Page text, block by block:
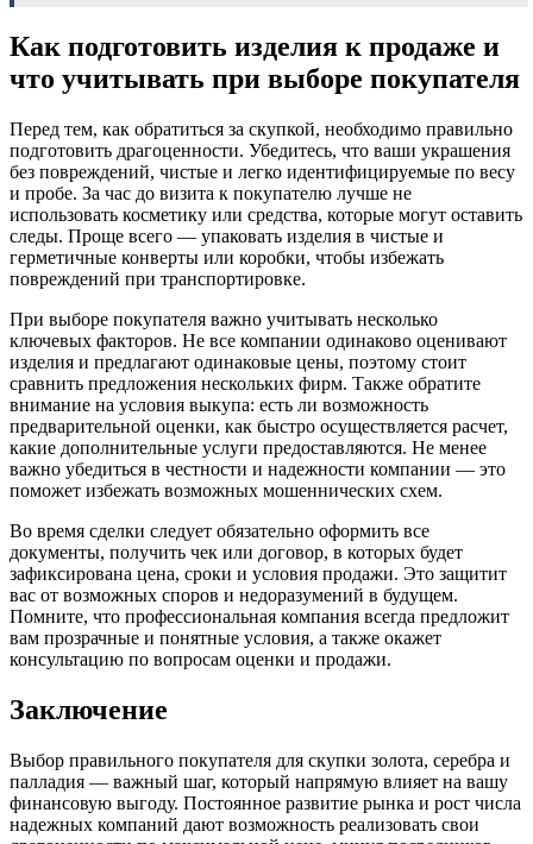
Как подготовить изделия к продаже и
что учитывать при выборе покупателя
Перед тем, как обратиться за скупкой, необходимо правильно
подготовить драгоценности. Убедитесь, что ваши украшения
без повреждений, чистые и легко идентифицируемые по весу
и пробе. За час до визита к покупателю лучше не
использовать косметику или средства, которые могут оставить
следы. Проще всего — упаковать изделия в чистые и
герметичные конверты или коробки, чтобы избежать
повреждений при транспортировке.
При выборе покупателя важно учитывать несколько
ключевых факторов. Не все компании одинаково оценивают
изделия и предлагают одинаковые цены, поэтому стоит
сравнить предложения нескольких фирм. Также обратите
внимание на условия выкупа: есть ли возможность
предварительной оценки, как быстро осуществляется расчет,
какие дополнительные услуги предоставляются. Не менее
важно убедиться в честности и надежности компании — это
поможет избежать возможных мошеннических схем.
Во время сделки следует обязательно оформить все
документы, получить чек или договор, в которых будет
зафиксирована цена, сроки и условия продажи. Это защитит
вас от возможных споров и недоразумений в будущем.
Помните, что профессиональная компания всегда предложит
вам прозрачные и понятные условия, а также окажет
консультацию по вопросам оценки и продажи.
Заключение
Выбор правильного покупателя для скупки золота, серебра и
палладия — важный шаг, который напрямую влияет на вашу
финансовую выгоду. Постоянное развитие рынка и рост числа
надежных компаний дают возможность реализовать свои